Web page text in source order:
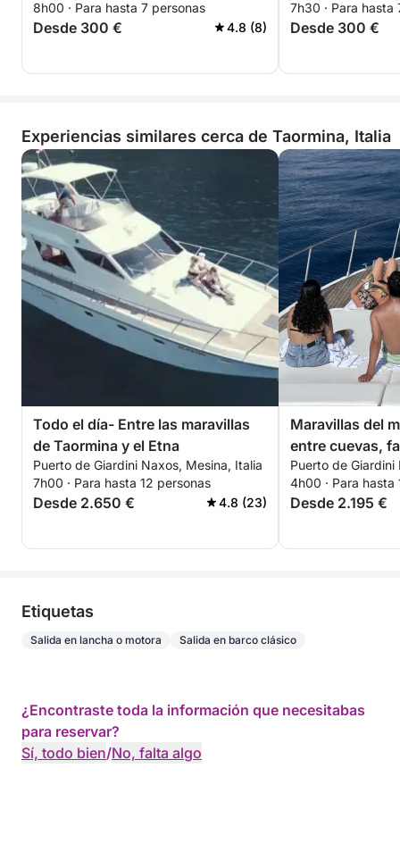
8h00 · Para hasta 7 personas
Desde 300 € 4.8 (8)
7h30 · Para hasta
Desde 300 €
Experiencias similares cerca de Taormina, Italia
Todo el día- Entre las maravillas
de Taormina y el Etna
Puerto de Giardini Naxos, Mesina, Italia
7h00 · Para hasta 12 personas
Desde 2.650 € 4.8 (23)
Maravillas del
entre cuevas,
en Taormina
Puerto de
4h00 · Para hasta
Desde 2.195 €
Etiquetas
Salida en lancha o motora Salida en barco clásico
¿Encontraste toda la información que necesitabas
para reservar?
Sí, todo bien/No, falta algo